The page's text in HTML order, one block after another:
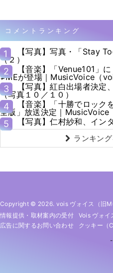
コメントランキング
1
【写真】写真・「Stay
（２）
2
【音楽】「Venue101」
≠MEが登場｜MusicVoice（
3
【写真】紅白出場者決定
（写真１０／１０）
4
【音楽】「十勝でロッ
全版」放送決定｜MusicVoice
5
【写真】仁村紗和、イン
ランキン
Copyright © 2026. vois ヴォイス（旧
情報提供・取材案内の受付
Vois ヴォ
広告に関するお問い合わせ
クッキー（
-